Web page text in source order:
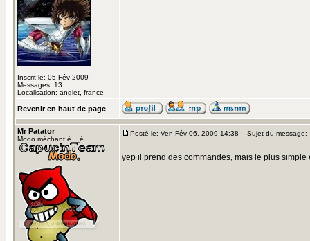
Inscrit le: 05 Fév 2009
Messages: 13
Localisation: anglet, france
Revenir en haut de page
Mr Patator
Modo méchant è__é
Posté le: Ven Fév 06, 2009 14:38 Sujet du message:
yep il prend des commandes, mais le plus